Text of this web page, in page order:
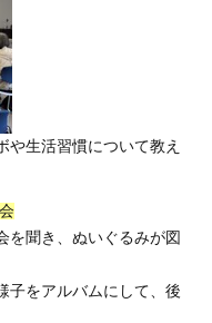
や生活習慣について教え
を聞き、ぬいぐるみが図
子をアルバムにして、後